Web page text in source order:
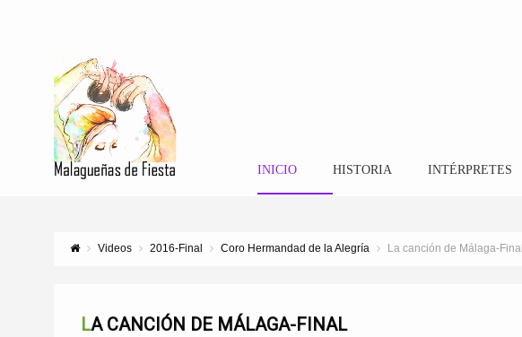
INICIO HISTORIA INTÉRPRETES
Videos 2016-Final Coro Hermandad de la Alegría La canción de Málaga-Final
LA CANCIÓN DE MÁLAGA-FINAL